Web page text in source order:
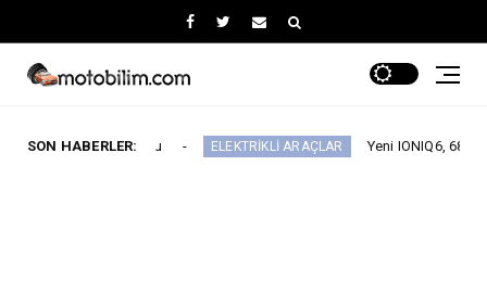
SON HABERLER:
Duyurdu ELEKTRİKLİ ARAÇLAR Yeni IONIQ6, 680 km menzil 800V